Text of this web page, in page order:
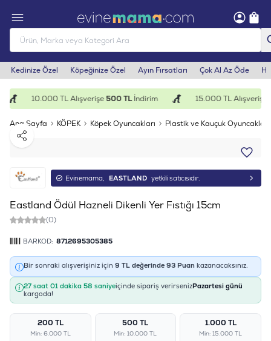
Kedinize Özel Köpeğinize Özel Ayın Fırsatları Çok Al Az Öde
10.000 TL Alışverişe500 TLİndirim 15.000 TL Alışverişe
Ana Sayfa KÖPEK Köpek Oyuncakları
Plastik ve Kauçuk Oyuncaklar
Paylaş
Evinemama, EASTLAND yetkili satıcısıdır.
Eastland Ödül Hazneli Dikenli Yer Fıstığı 15cm
(0)
BARKOD: 8712695305385
Bir sonraki alışverişiniz için 9 TL değerinde 93 Puan kazanacaksınız.
27 saat 01 dakika 58 saniyeiçinde sipariş verirsenizPazartesi günü
kargoda!
200 TL
Min: 6.000 TL
500 TL
Min: 10.000 TL
1.000 TL
Min: 15.000 TL